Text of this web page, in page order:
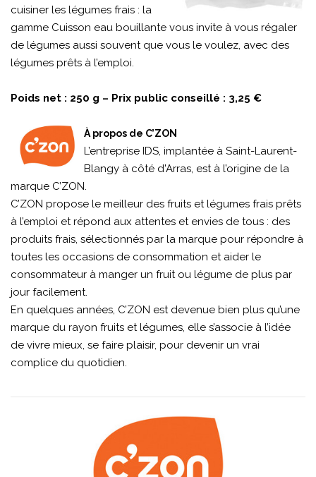
cuisiner les légumes frais : la
gamme Cuisson eau bouillante vous invite à vous régaler
de légumes aussi souvent que vous le voulez, avec des
légumes prêts à l’emploi.
Poids net : 250 g – Prix public conseillé : 3,25 €
À propos de C’ZON
L’entreprise IDS, implantée à Saint-Laurent-
Blangy à côté d'Arras, est à l’origine de la
marque C’ZON.
C’ZON propose le meilleur des fruits et légumes frais prêts
à l’emploi et répond aux attentes et envies de tous : des
produits frais, sélectionnés par la marque pour répondre à
toutes les occasions de consommation et aider le
consommateur à manger un fruit ou légume de plus par
jour facilement.
En quelques années, C’ZON est devenue bien plus qu’une
marque du rayon fruits et légumes, elle s’associe à l’idée
de vivre mieux, se faire plaisir, pour devenir un vrai
complice du quotidien.